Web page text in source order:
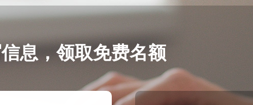
息，领取免费名额